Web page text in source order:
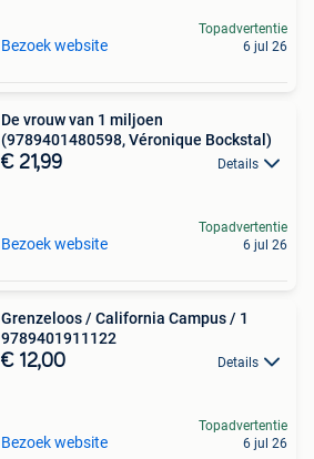
Bezoek website
Topadvertentie
6 jul 26
De vrouw van 1 miljoen
(9789401480598, Véronique Bockstal)
€ 21,99 Details
Bezoek website
Topadvertentie
6 jul 26
Grenzeloos / California Campus / 1
9789401911122
€ 12,00 Details
Bezoek website
Topadvertentie
6 jul 26